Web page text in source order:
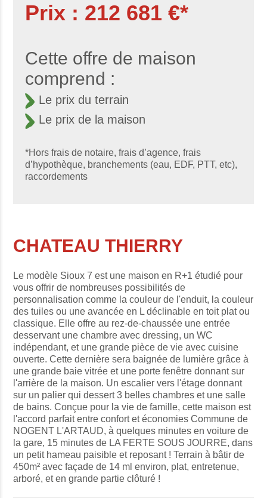
CHATEAU THIERRY
Le modèle Sioux 7 est une maison en R+1 étudié pour
vous offrir de nombreuses possibilités de
personnalisation comme la couleur de l'enduit, la couleur
des tuiles ou une avancée en L déclinable en toit plat ou
classique. Elle offre au rez-de-chaussée une entrée
desservant une chambre avec dressing, un WC
indépendant, et une grande pièce de vie avec cuisine
ouverte. Cette dernière sera baignée de lumière grâce à
une grande baie vitrée et une porte fenêtre donnant sur
l'arrière de la maison. Un escalier vers l'étage donnant
sur un palier qui dessert 3 belles chambres et une salle
de bains. Conçue pour la vie de famille, cette maison est
l'accord parfait entre confort et économies Commune de
NOGENT L'ARTAUD, à quelques minutes en voiture de
la gare, 15 minutes de LA FERTE SOUS JOURRE, dans
un petit hameau paisible et reposant ! Terrain à bâtir de
450m² avec façade de 14 ml environ, plat, entretenue,
arboré, et en grande partie clôturé !
Prix : 212 681 €*
Cette offre de maison
comprend :
Le prix du terrain
Le prix de la maison
*Hors frais de notaire, frais d’agence, frais
d’hypothèque, branchements (eau, EDF, PTT, etc),
raccordements